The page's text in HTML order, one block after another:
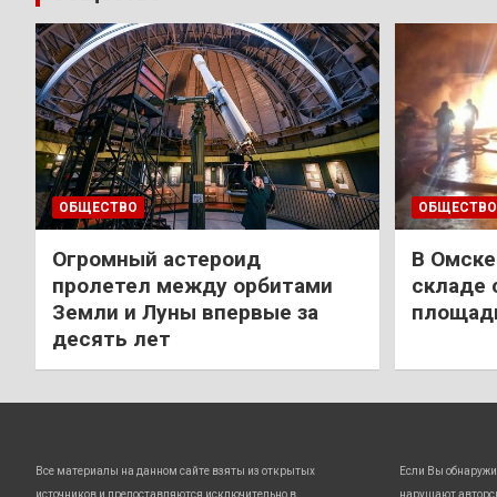
ОБЩЕСТВО
Огромный астероид
пролетел между орбитами
Земли и Луны впервые за
десять лет
ОБЩЕСТВО
В
складе
Все материалы на данном сайте взяты из открытых
источников и предоставляются исключительно в
Если Вы
нарушают